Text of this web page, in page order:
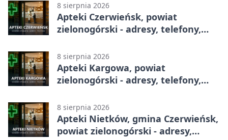
8 sierpnia 2026
Apteki Czerwieńsk, powiat
zielonogórski - adresy, telefony,
8 sierpnia 2026
Apteki Kargowa, powiat
zielonogórski - adresy, telefony,
8 sierpnia 2026
Apteki Nietków, gmina Czerwieńsk,
powiat zielonogórski - adresy,